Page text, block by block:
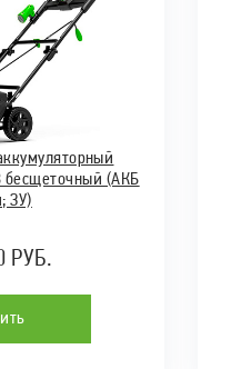
бесщеточный (АКБ
ЗУ)
РУБ.